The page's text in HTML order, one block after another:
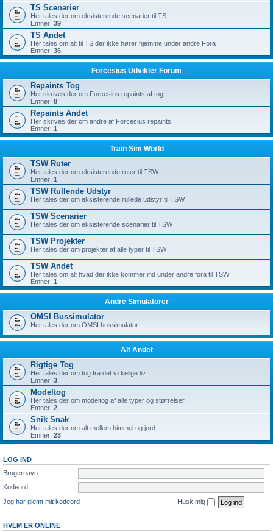
TS Scenarier
Her tales der om eksisterende scenarier til TS
Emner: 39
TS Andet
Her tales om alt til TS der ikke hører hjemme under andre Fora
Emner: 36
Forcesius Udvikler Forum
Repaints Tog
Her skrives der om Forcesius repaints af tog
Emner: 8
Repaints Andet
Her skrives der om andre af Forcesius repaints
Emner: 1
Train Sim World
TSW Ruter
Her tales der om eksisterende ruter til TSW
Emner: 1
TSW Rullende Udstyr
Her tales der om eksisterende rullede udstyr til TSW
TSW Scenarier
Her tales der om eksisterende scenarier til TSW
TSW Projekter
Her tales der om projekter af alle typer til TSW
TSW Andet
Her tales om alt hvad der ikke kommer ind under andre fora til TSW
Emner: 1
Andre Simulatorer
OMSI Bussimulator
Her tales der om OMSI bussimulator
Alt Andet
Rigtige Tog
Her tales der om tog fra det virkelige liv
Emner: 3
Modeltog
Her tales der om modeltog af alle typer og størrelser.
Emner: 2
Snik Snak
Her tales der om alt mellem himmel og jord.
Emner: 23
LOG IND
Brugernavn:
Kodeord:
Jeg har glemt mit kodeord
Husk mig
HVEM ER ONLINE